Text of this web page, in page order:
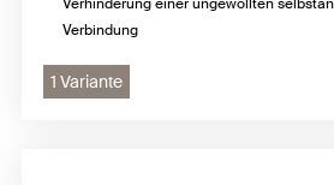
Verbindung
1 Variante